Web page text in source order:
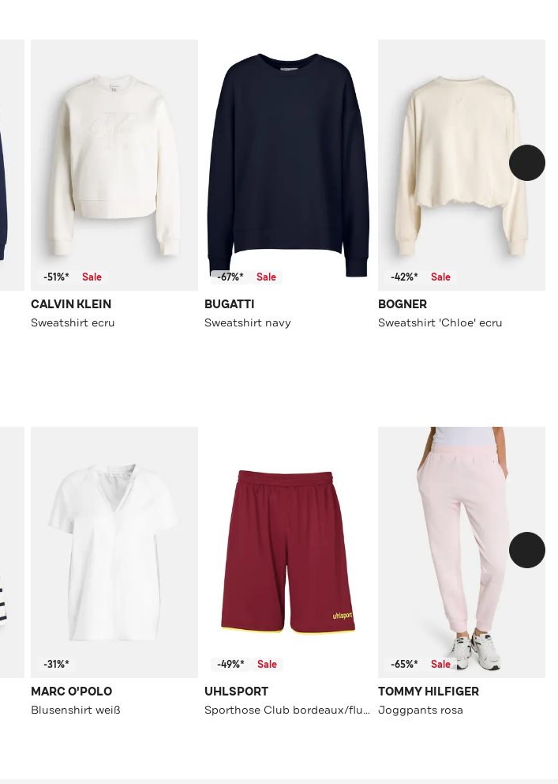
-51%* Sale
CALVIN KLEIN
Sweatshirt ecru
-67%* Sale
BUGATTI
Sweatshirt navy
-42%* Sale
BOGNER
Sweatshirt 'Chloe' ecru
-31%*
MARC O'POLO
Blusenshirt weiß
-49%* Sale
UHLSPORT
Sporthose Club bordeaux/fluo gelb Straight
-65%* Sale
TOMMY HILFIGER
Joggpants rosa